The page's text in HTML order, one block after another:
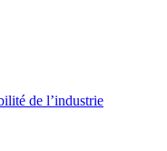
de l’industrie